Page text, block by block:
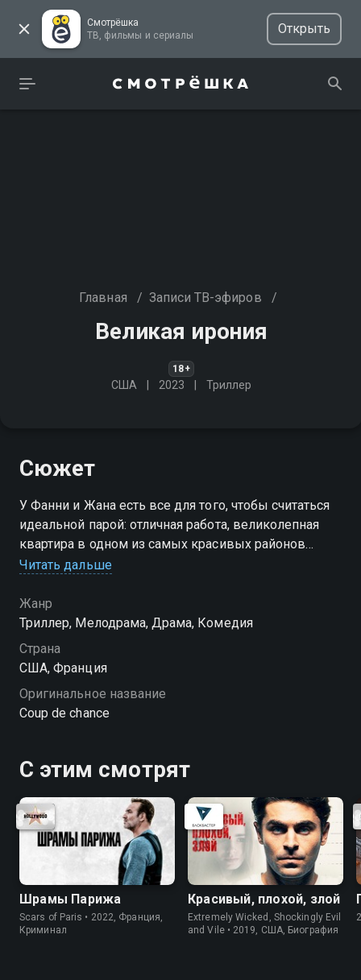
Смотрёшка
ТВ, фильмы и сериалы
Открыть
Главная / Записи ТВ-эфиров /
Великая ирония
18+
США 2023 Триллер
Сюжет
У Фанни и Жана есть все для того, чтобы считаться
идеальной парой: отличная работа, великолепная
квартира в одном из самых красивых районов
Парижа и все еще яркие чувства. Но однажды
училась в школе
Читать дальше
Жанр
Триллер, Мелодрама, Драма, Комедия
Страна
США, Франция
Оригинальное название
Coup de chance
С этим смотрят
Шрамы Парижа
Scars of Paris • 2022, Франция,
Криминал
Красивый, плохой, злой
Extremely Wicked, Shockingly Evil
and Vile • 2019, США, Биография